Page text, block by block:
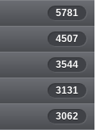
5781
4507
3544
3131
3062